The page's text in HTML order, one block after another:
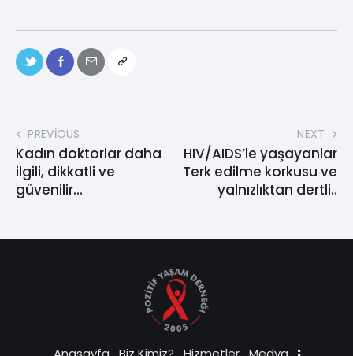
PREVIOUS
Kadın doktorlar daha
ilgili, dikkatli ve
güvenilir…
NEXT
HIV/AIDS’le yaşayanlar
Terk edilme korkusu ve
yalnızlıktan dertli..